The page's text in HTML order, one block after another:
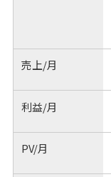
売上/月
利益/月
PV/月